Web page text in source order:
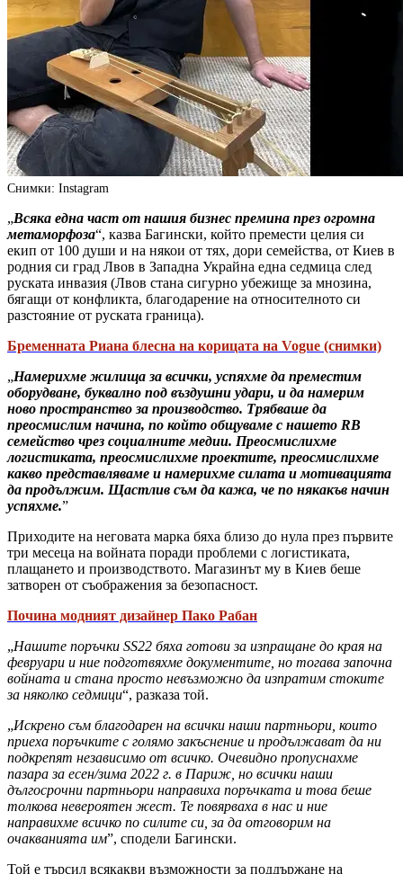
Снимки: Instagram
„Всяка една част от нашия бизнес премина през огромна
метаморфоза“, казва Багински, който премести целия си
екип от 100 души и на някои от тях, дори семейства, от Киев в
родния си град Лвов в Западна Украйна една седмица след
руската инвазия (Лвов стана сигурно убежище за мнозина,
бягащи от конфликта, благодарение на относителното си
разстояние от руската граница).
Бременната Риана блесна на корицата на Vogue (снимки)
„Намерихме жилища за всички, успяхме да преместим
оборудване, буквално под въздушни удари, и да намерим
ново пространство за производство. Трябваше да
преосмислим начина, по който общуваме с нашето RB
семейство чрез социалните медии. Преосмислихме
логистиката, преосмислихме проектите, преосмислихме
какво представляваме и намерихме силата и мотивацията
да продължим. Щастлив съм да кажа, че по някакъв начин
успяхме.”
Приходите на неговата марка бяха близо до нула през първите
три месеца на войната поради проблеми с логистиката,
плащането и производството. Магазинът му в Киев беше
затворен от съображения за безопасност.
Почина модният дизайнер Пако Рабан
„Нашите поръчки SS22 бяха готови за изпращане до края на
февруари и ние подготвяхме документите, но тогава започна
войната и стана просто невъзможно да изпратим стоките
за няколко седмици“, разказа той.
„Искрено съм благодарен на всички наши партньори, които
приеха поръчките с голямо закъснение и продължават да ни
подкрепят независимо от всичко. Очевидно пропуснахме
пазара за есен/зима 2022 г. в Париж, но всички наши
дългосрочни партньори направиха поръчката и това беше
толкова невероятен жест. Те повярваха в нас и ние
направихме всичко по силите си, за да отговорим на
очакванията им”, сподели Багински.
Той е търсил всякакви възможности за поддържане на